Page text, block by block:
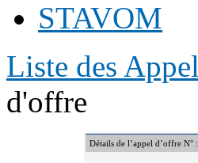
STAVOM
Liste des
d'offre
Détails de l’appel d’offre